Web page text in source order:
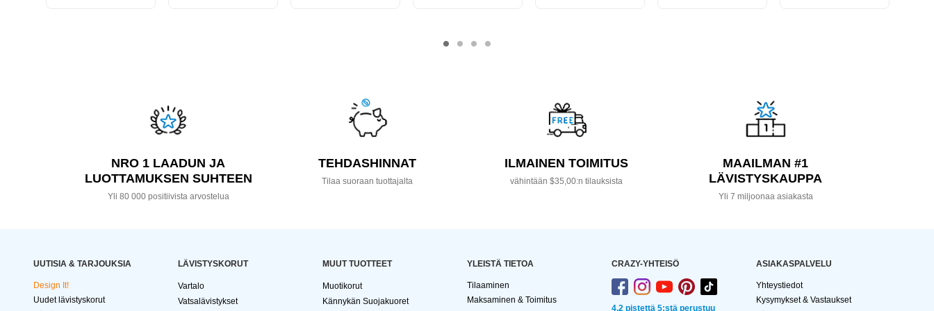
NRO 1 LAADUN JA
LUOTTAMUKSEN SUHTEEN
Yli 80 000 positiivista arvostelua
TEHDASHINNAT
Tilaa suoraan tuottajalta
ILMAINEN TOIMITUS
vähintään $35,00:n tilauksista
MAAILMAN #1
LÄVISTYSKAUPPA
Yli 7 miljoonaa asiakasta
UUTISIA & TARJOUKSIA
Design It!
Uudet lävistyskorut
LÄVISTYSKORUT
Vartalo
Vatsalävistykset
MUUT TUOTTEET
Muotikorut
Kännykän Suojakuoret
YLEISTÄ TIETOA
Tilaaminen
Maksaminen & Toimitus
CRAZY-YHTEISÖ
4,2 pistettä 5:stä perustuu
ASIAKASPALVELU
Yhteystiedot
Kysymykset & Vastaukset